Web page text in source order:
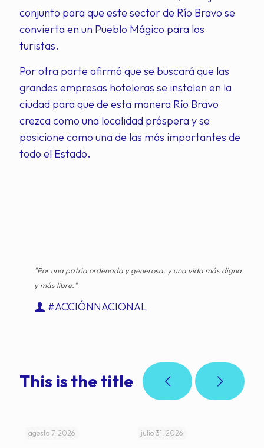
conjunto para que este sector de Río Bravo se
convierta en un Pueblo Mágico para los
turistas.
Por otra parte afirmó que se buscará que las
grandes empresas hoteleras se instalen en la
ciudad para que de esta manera Río Bravo
crezca como una localidad próspera y se
posicione como una de las más importantes de
todo el Estado.
"Por una patria ordenada y generosa, y una vida más digna
y más libre."
#ACCIÓNNACIONAL
This is the title
agosto 7, 2026 julio 31, 2026